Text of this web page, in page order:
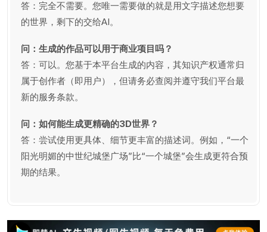
答：完全不需要。您唯一需要做的就是用文字描述您想要
的世界，剩下的交给AI。
问：生成的作品可以用于商业项目吗？
答：可以。您基于本平台生成的内容，其知识产权通常归
属于创作者（即用户），但请务必查阅并遵守我们平台最
新的服务条款。
问：如何能生成更精确的3D世界？
答：尝试使用更具体、细节更丰富的描述词。例如，“一个
阳光明媚的中世纪城堡广场”比“一个城堡”会生成更符合预
期的结果。